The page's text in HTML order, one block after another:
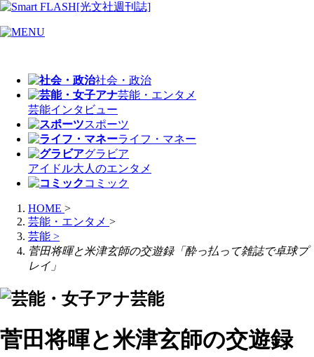
社会・政治
芸能・エンタメ
芸能インタビュー
スポーツ
ライフ・マネー
グラビア
アイドル大人のエンタメ
コミック
HOME >
芸能・エンタメ >
芸能 >
菅田将暉と米津玄師の交遊録「酔っ払って雑誌で卓球プ
レイ」
芸能
菅田将暉と米津玄師の交遊録